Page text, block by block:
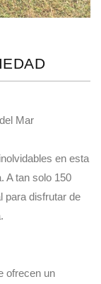
Mar
en esta
A tan solo 150
para disfrutar de
ofrecen un